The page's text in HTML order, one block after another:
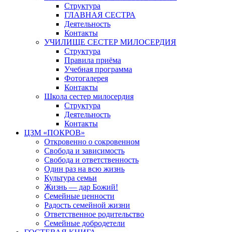
Структура
ГЛАВНАЯ СЕСТРА
Деятельность
Контакты
УЧИЛИЩЕ СЕСТЕР МИЛОСЕРДИЯ
Структура
Правила приёма
Учебная программа
Фотогалерея
Контакты
Школа сестер милосердия
Структура
Деятельность
Контакты
ЦЗМ «ПОКРОВ»
Откровенно о сокровенном
Свобода и зависимость
Свобода и ответственность
Один раз на всю жизнь
Культура семьи
Жизнь — дар Божий!
Семейные ценности
Радость семейной жизни
Ответственное родительство
Семейные добродетели